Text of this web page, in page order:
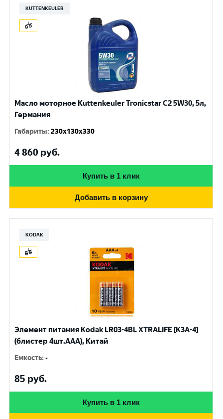
KUTTENKEULER
Масло моторное Kuttenkeuler Tronicstar C2 5W30, 5л,
Германия
Габариты:230x130x330
4 860 руб.
Купить в 1 клик
Добавить в корзину
KODAK
Элемент питания Kodak LR03-4BL XTRALIFE [K3A-4]
(блистер 4шт.AАА), Китай
Емкость:-
85 руб.
Купить в 1 клик